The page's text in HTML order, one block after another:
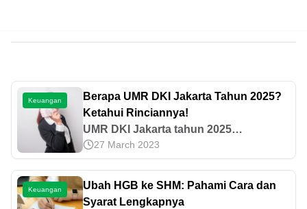
Keuangan
Berapa UMR DKI Jakarta Tahun 2025?
Ketahui Rinciannya!
UMR DKI Jakarta tahun 2025
mengalami kenaikan sebesar 6,5% dari
tahun sebelumnya. Simak informasi
selengkapnya di sini.
27 March 2023
Keuangan
Ubah HGB ke SHM: Pahami Cara dan
Syarat Lengkapnya